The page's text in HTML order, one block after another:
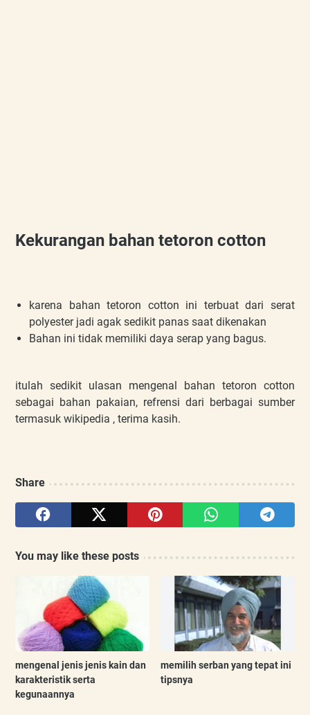
Kekurangan bahan tetoron cotton
karena bahan tetoron cotton ini terbuat dari serat
polyester jadi agak sedikit panas saat dikenakan
Bahan ini tidak memiliki daya serap yang bagus.
itulah sedikit ulasan mengenal bahan tetoron cotton
sebagai bahan pakaian, refrensi dari berbagai sumber
termasuk wikipedia , terima kasih.
Share
You may like these posts
mengenal jenis jenis kain dan
karakteristik serta
kegunaannya
memilih serban yang tepat ini
tipsnya